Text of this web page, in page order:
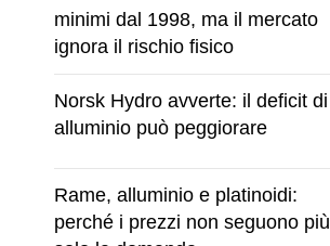
minimi dal 1998, ma il mercato
ignora il rischio fisico
Norsk Hydro avverte: il deficit di
alluminio può peggiorare
Rame, alluminio e platinoidi:
perché i prezzi non seguono più